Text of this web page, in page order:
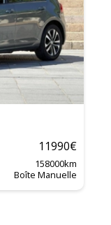
11990€
158000km
Boîte Manuelle